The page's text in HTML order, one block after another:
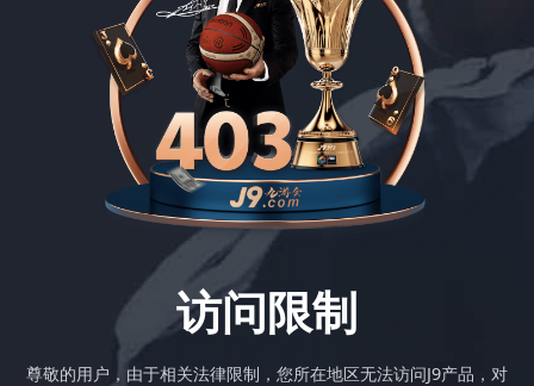
访问限制
尊敬的用户，由于相关法律限制，您所在地区无法访问J9产品，对